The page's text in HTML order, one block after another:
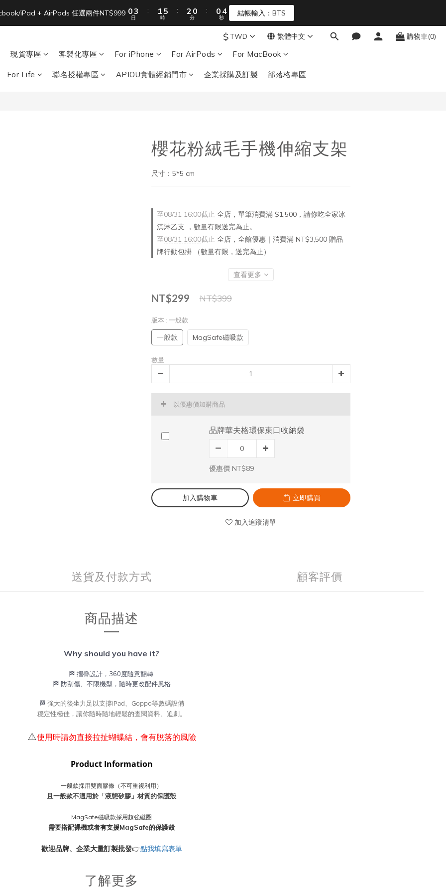
單筆滿 NT$1500 即享免運 🚚
2
1
日
04
3
時
1
0
分
2
1
0
秒
結帳輸入：BTS
單筆滿 NT$1500 即享免運 🚚
$TWD 繁體中文 購物車(0)
現貨專區 客製化專區 For iPhone For AirPods For MacBook
For Life 聯名授權專區 APIOU實體經銷門市 企業採購及訂製 部落格專區
櫻花粉絨毛手機伸縮支架
尺寸：5*5 cm
至08/31 16:00截止 全店，單筆消費滿 $1,500，請你吃全家冰
淇淋乙支 ，數量有限送完為止。
至08/31 16:00截止 全店，全館優惠｜消費滿 NT$3,500 贈品
牌行動包掛 （數量有限，送完為止）
查看更多
NT$399
NT$299
版本 : 一般款
一般款 MagSafe磁吸款
數量
以優惠價加購商品
品牌華夫格環保束口收納袋
優惠價 NT$89
加入購物車 立即購買
加入追蹤清單
送貨及付款方式 顧客評價
商品描述
Why should you have it?
🏁 摺疊設計，360度隨意翻轉
🏁 防刮傷、不限機型，隨時更改配件風格
🏁 強大的後坐力足以支撐iPad、Goppo等數碼設備
穩定性極佳，讓你隨時隨地輕鬆的查閱資料、追劇。
⚠️使用時請勿直接拉扯蝴蝶結，會有脫落的風險
Product Information
一般款採用雙面膠條（不可重複利用）
且一般款不適用於「液態矽膠」材質的保護殼
MagSafe磁吸款採用超強磁圈
需要搭配裸機或者有支援MagSafe的保護殼
歡迎品牌、企業大量訂製批發👉點我填寫表單
了解更多
立即購買